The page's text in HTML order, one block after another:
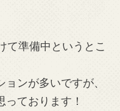
て準備中というとこ
ンが多いですが、
ております！